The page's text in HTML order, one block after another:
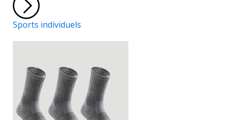
Sports individuels